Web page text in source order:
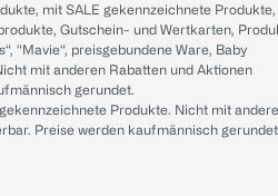
mit SALE gekennzeichnete Produkte,
Gutschein- und Wertkarten,
“Mavie“, preisgebundene Ware, Baby
mit anderen Rabatten und Aktionen
gerundet.
Produkte. Nicht mit
Preise werden kaufmännisch